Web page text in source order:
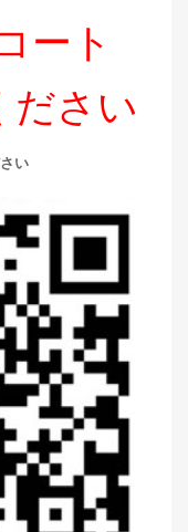
ート
ださい
い